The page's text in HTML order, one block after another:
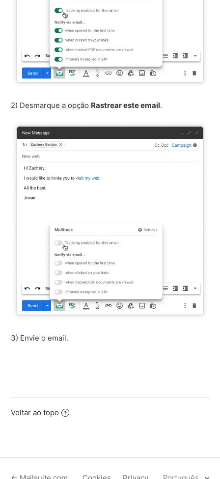
2) Desmarque a opção Rastrear este email.
3) Envie o email.
Voltar ao topo